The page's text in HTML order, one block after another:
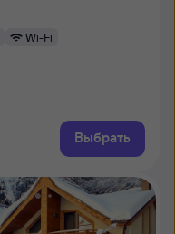
Wi-Fi
Выбрать